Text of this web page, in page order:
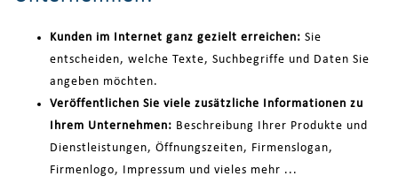
Kunden im Internet ganz gezielt erreichen: Sie
entscheiden, welche Texte, Suchbegriffe und Daten Sie
angeben möchten.
Veröffentlichen Sie viele zusätzliche Informationen zu
Ihrem Unternehmen: Beschreibung Ihrer Produkte und
Dienstleistungen, Öffnungszeiten, Firmenslogan,
Firmenlogo, Impressum und vieles mehr ...